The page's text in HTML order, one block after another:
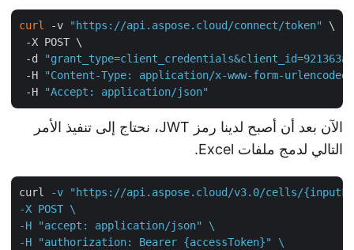
curl -v "https://api.aspose.cloud/connect/token" \
-X POST \
-d
-H "Content-Type: application/x-www-form-
-H "Accept: application/json"
الآن بعد أن أصبح لدينا رمز JWT، نحتاج إلى تنفيذ الأمر
التالي لدمج ملفات Excel.
curl
-v "https://api.aspose.cloud/v3.0/cells/
-X POST \
-H "accept: application/json" \
-H "authorization: Bearer {accessToken}" \